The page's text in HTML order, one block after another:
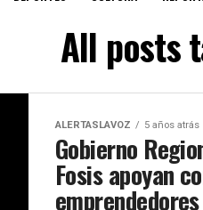
All posts
ALERTASLAVOZ 5 años atrás
Gobierno
Fosis apoyan